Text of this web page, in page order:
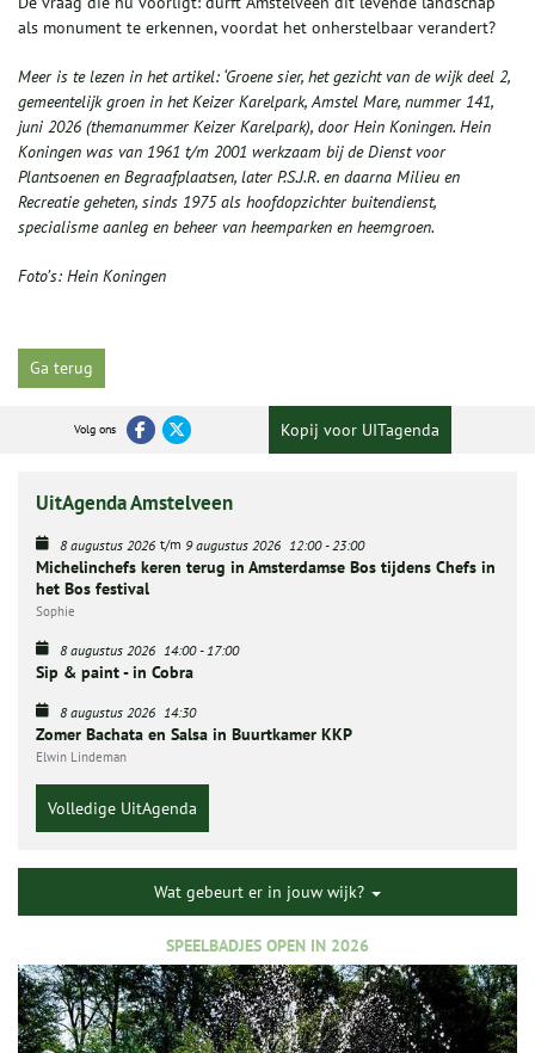
als monument te erkennen, voordat het onherstelbaar verandert?
Meer is te lezen in het artikel: ‘Groene sier, het gezicht van de wijk deel 2,
gemeentelijk groen in het Keizer Karelpark, Amstel Mare, nummer 141,
juni 2026 (themanummer Keizer Karelpark), door Hein Koningen. Hein
Koningen was van 1961 t/m 2001 werkzaam bij de Dienst voor
Plantsoenen en Begraafplaatsen, later P.S.J.R. en daarna Milieu en
Recreatie geheten, sinds 1975 als hoofdopzichter buitendienst,
specialisme aanleg en beheer van heemparken en heemgroen.
Foto’s: Hein Koningen
Ga terug
Volg ons Kopij voor UITagenda
UitAgenda Amstelveen
8 augustus 2026 t/m 9 augustus 2026 12:00-23:00
Michelinchefs keren terug in Amsterdamse Bos tijdens Chefs in
het Bos festival
Sophie
8 augustus 2026 14:00-17:00
Sip & paint - in Cobra
8 augustus 2026 14:30
Zomer Bachata en Salsa in Buurtkamer KKP
Elwin Lindeman
Volledige UitAgenda
Wat gebeurt er in jouw wijk?
SPEELBADJES OPEN IN 2026